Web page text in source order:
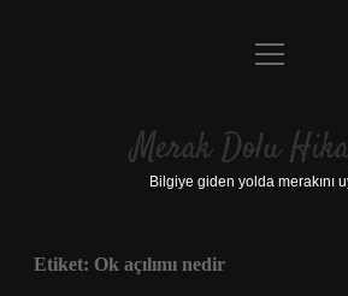
Anasayfa
Yasal Uyarı
menüyü
Merak Dolu
Bilgiye giden yolda merakını
Etiket: Ok açılımı nedir